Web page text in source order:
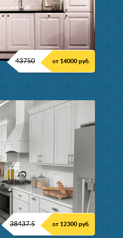
43750 от 14000 руб.
38437.5 от 12300 руб.